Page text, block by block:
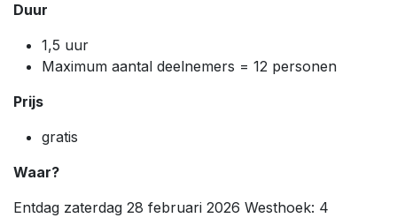
Duur
1,5 uur
Maximum aantal deelnemers = 12 personen
Prijs
gratis
Waar?
Entdag zaterdag 28 februari 2026 Westhoek: 4